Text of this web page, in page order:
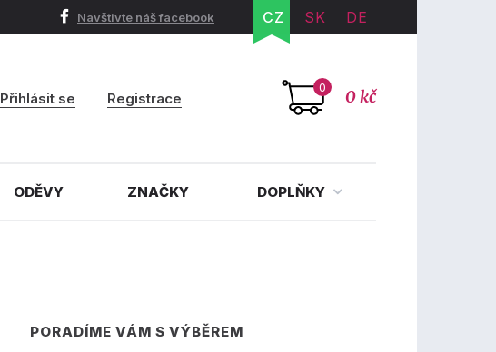
Navštivte náš facebook CZ SK DE
0 0 kč
Přihlásit se Registrace
ODĚVY ZNAČKY DOPLŇKY
PORADÍME VÁM S VÝBĚREM